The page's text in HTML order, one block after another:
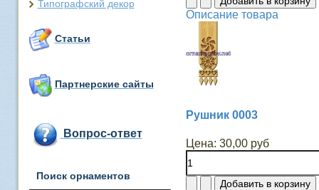
Типографский декор
Статьи
Партнерские сайты
Вопрос-ответ
Поиск орнаментов
Описание товара
Рушник 0003
Цена: 30,00 руб